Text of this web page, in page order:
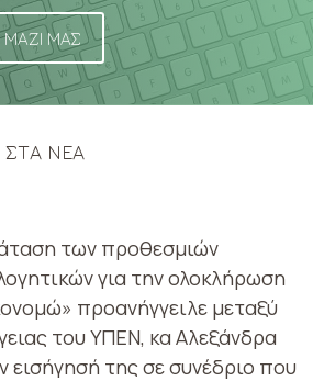
ΜΑΖΙ ΜΑΣ
ΣΤΑ ΝΕΑ
των προθεσμιών
για την ολοκλήρωση
προανήγγειλε μεταξύ
του ΥΠΕΝ, κα Αλεξάνδρα
εισήγησή της σε συνέδριο που